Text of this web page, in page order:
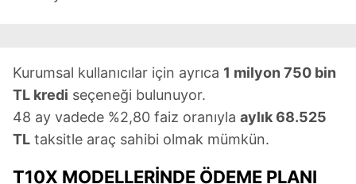
Kurumsal kullanıcılar için ayrıca 1 milyon 750 bin
TL kredi seçeneği bulunuyor.
48 ay vadede %2,80 faiz oranıyla aylık 68.525
TL taksitle araç sahibi olmak mümkün.
T10X MODELLERİNDE ÖDEME PLANI